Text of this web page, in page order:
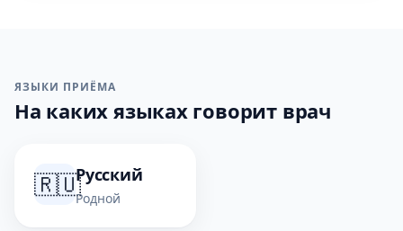
ЯЗЫКИ ПРИЁМА
На каких языках говорит врач
🇷🇺Русский
Родной